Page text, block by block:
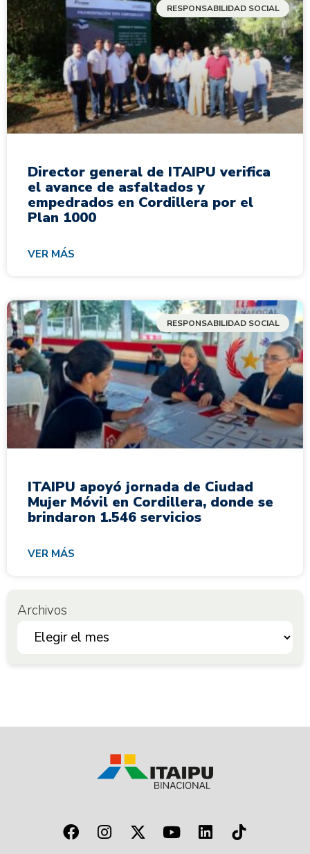
RESPONSABILIDAD SOCIAL
Director general de ITAIPU verifica
el avance de asfaltados y
empedrados en Cordillera por el
Plan 1000
VER MÁS
RESPONSABILIDAD SOCIAL
ITAIPU apoyó jornada de Ciudad
Mujer Móvil en Cordillera, donde se
brindaron 1.546 servicios
VER MÁS
Archivos